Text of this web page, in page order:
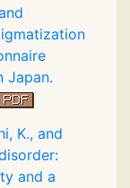
Japan.
K., and
and a